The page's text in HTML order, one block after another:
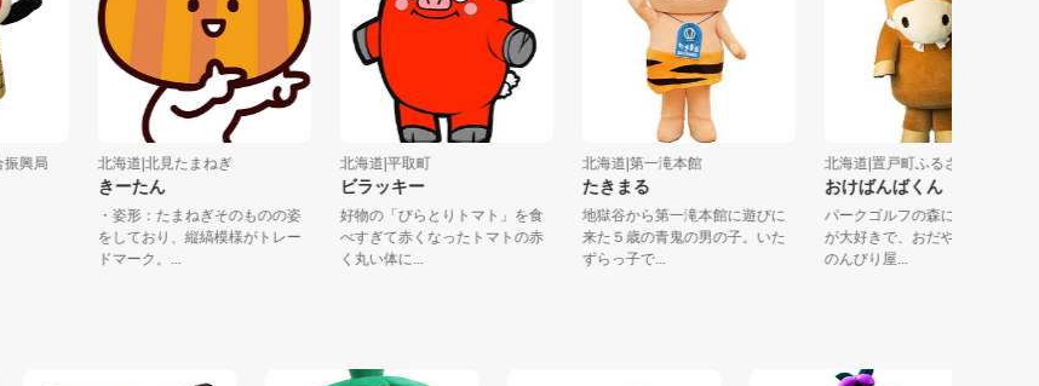
合振興局 北海道|北見たまねぎ
きーたん
・姿形：たまねぎそのものの姿
をしており、縦縞模様がトレー
ドマーク。...
北海道|平取町
ビラッキー
好物の「びらとりトマト」を食
べすぎて赤くなったトマトの赤
く丸い体に...
北海道|第一滝本館
たきまる
地獄谷から第一滝本館に遊びに
来た５歳の青鬼の男の子。いた
ずらっ子で...
北海道|置戸町ふるさとセミ
おけばんばくん
パークゴルフの森に住み、
が大好きで、おだやかな性
のんびり屋...